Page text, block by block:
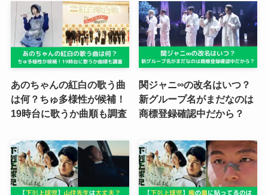
あのちゃんの紅白の歌う曲
は何？ちゅ多様性が候補！
19時台に歌うか曲順も調査
関ジャニ∞の改名はいつ？
新グループ名がまだなのは
商標登録確認中だから？